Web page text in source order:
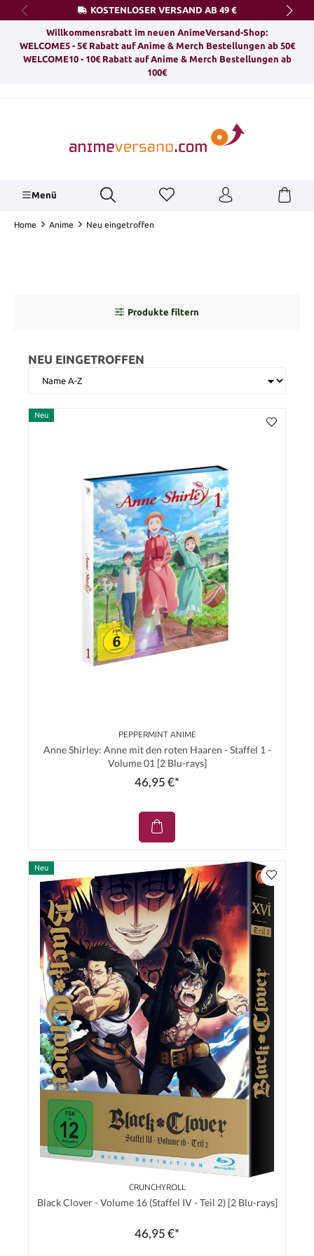
springen KOSTENLOSER VERSAND AB 49 €
Willkommensrabatt im neuen AnimeVersand-Shop:
WELCOME5 - 5€ Rabatt auf Anime & Merch Bestellungen ab 50€
WELCOME10 - 10€ Rabatt auf Anime & Merch Bestellungen ab
100€
Menü
Home Anime Neu eingetroffen
Produkte filtern
NEU EINGETROFFEN
Neu
PEPPERMINT ANIME
Anne Shirley: Anne mit den roten Haaren - Staffel 1 -
Volume 01 [2 Blu-rays]
46,95 €*
Neu
CRUNCHYROLL
Black Clover - Volume 16 (Staffel IV - Teil 2) [2 Blu-rays]
46,95 €*